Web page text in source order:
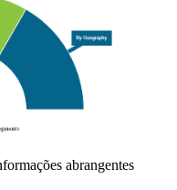
abrangentes